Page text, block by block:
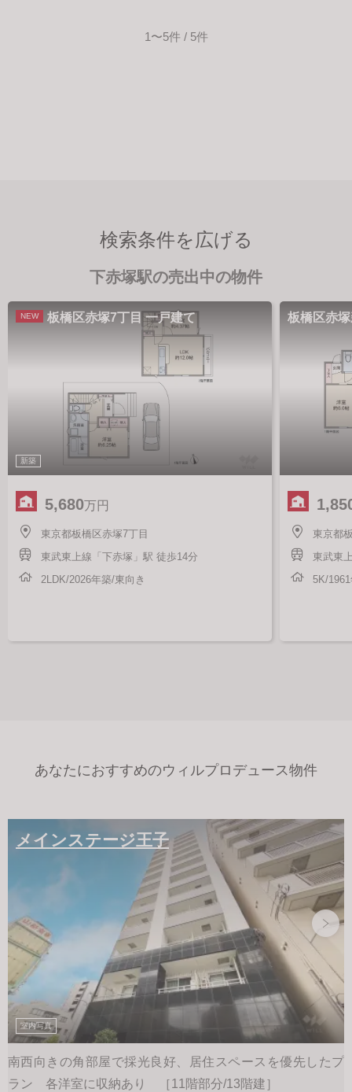
1〜5件 / 5件
検索条件を広げる
下赤塚駅の売出中の物件
NEW 板橋区赤塚7丁目 一戸建て
新築
5,680万円
東京都板橋区赤塚7丁目
東武東上線「下赤塚」駅 徒歩14分
2LDK/2026年築/東向き
板橋区赤
東京都
東武東
5K/
あなたにおすすめのウィルプロデュース物件
メインステージ王子
室内写真
南西向きの角部屋で採光良好、居住スペースを優先したプ
ラン 各洋室に収納あり ［11階部分/13階建］